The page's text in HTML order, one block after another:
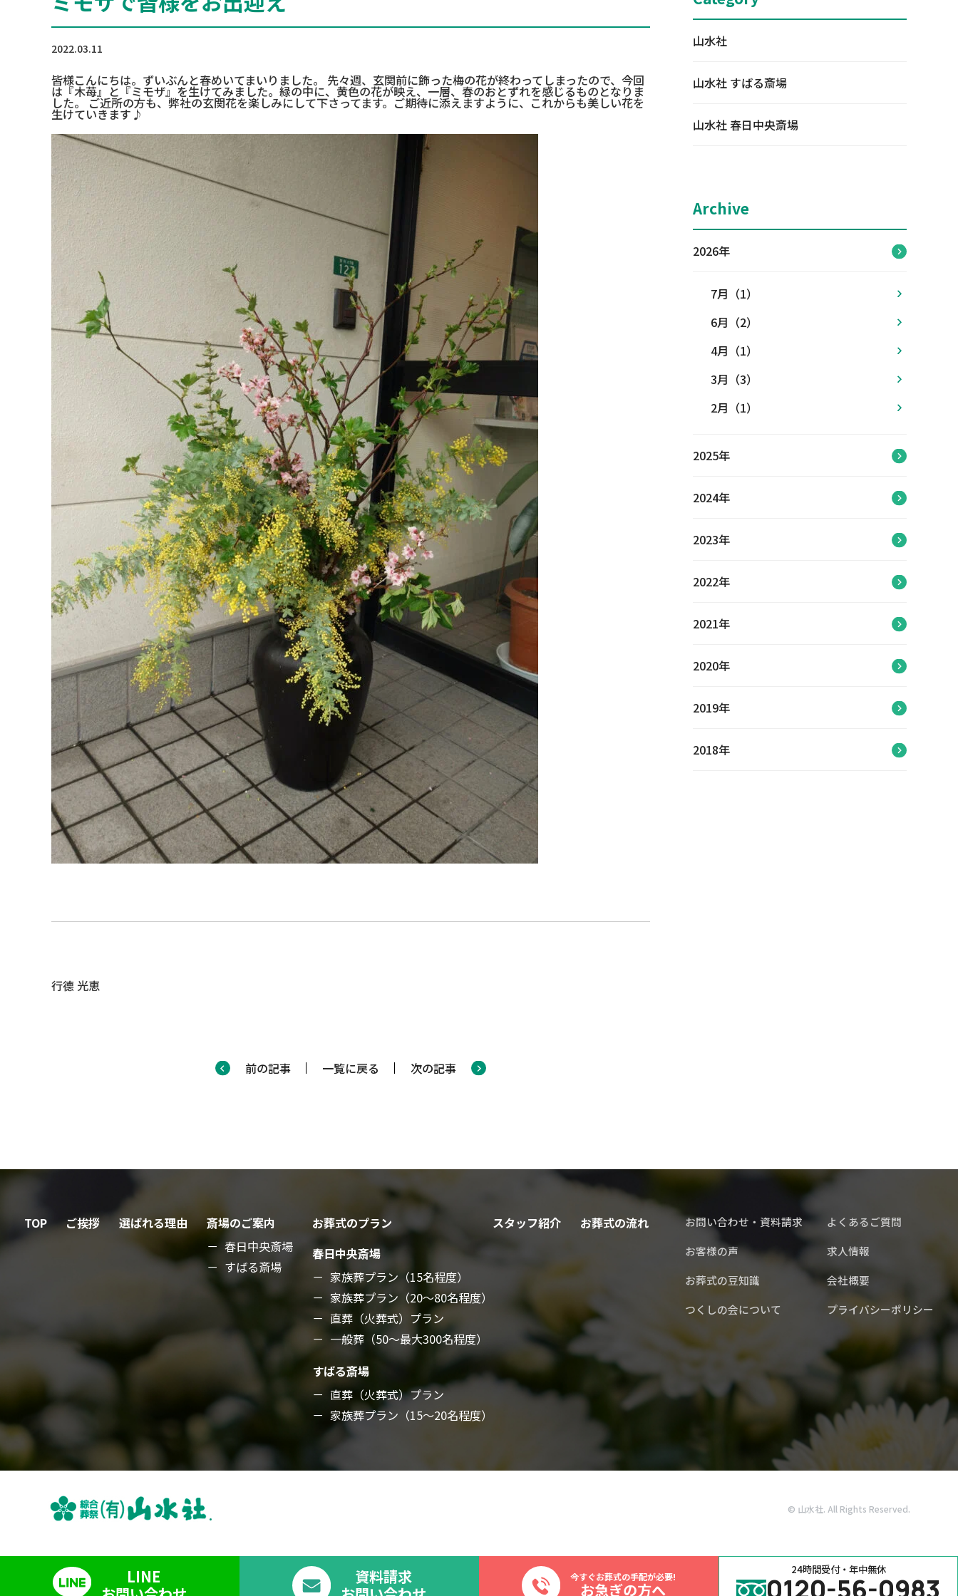
2022.03.11
皆様こんにちは。ずいぶんと春めいてまいりました。 先々週、玄関前に飾った梅の花が終わってしまったので、今回
は『木苺』と『ミモザ』を生けてみました。緑の中に、黄色の花が映え、一層、春のおとずれを感じるものとなりま
した。 ご近所の方も、弊社の玄関花を楽しみにして下さってます。ご期待に添えますように、これからも美しい花を
生けていきます♪
行德 光恵
前の記事 一覧に戻る 次の記事
山水社
山水社 すばる斎場
山水社 春日中央斎場
Archive
2026年
7月（1）
6月（2）
4月（1）
3月（3）
2月（1）
2025年
2024年
2023年
2022年
2021年
2020年
2019年
2018年
TOP ご挨拶 選ばれる理由
斎場のご案内
春日中央斎場
すばる斎場
お葬式のプラン
春日中央斎場
家族葬プラン（15名程度）
家族葬プラン（20～80名程度）
直葬（火葬式）プラン
一般葬（50～最大300名程度）
すばる斎場
直葬（火葬式）プラン
家族葬プラン（15～20名程度）
スタッフ紹介 お葬式の流れ
お問い合わせ・資料請求
お客様の声
お葬式の豆知識
つくしの会について
よくあるご質問
求人情報
会社概要
プライバシーポリシー
© 山水社. All Rights Reserved.
LINE
資料請求
今すぐお葬式の手配が必要!
お急ぎの方へ
24時間受付・年中無休